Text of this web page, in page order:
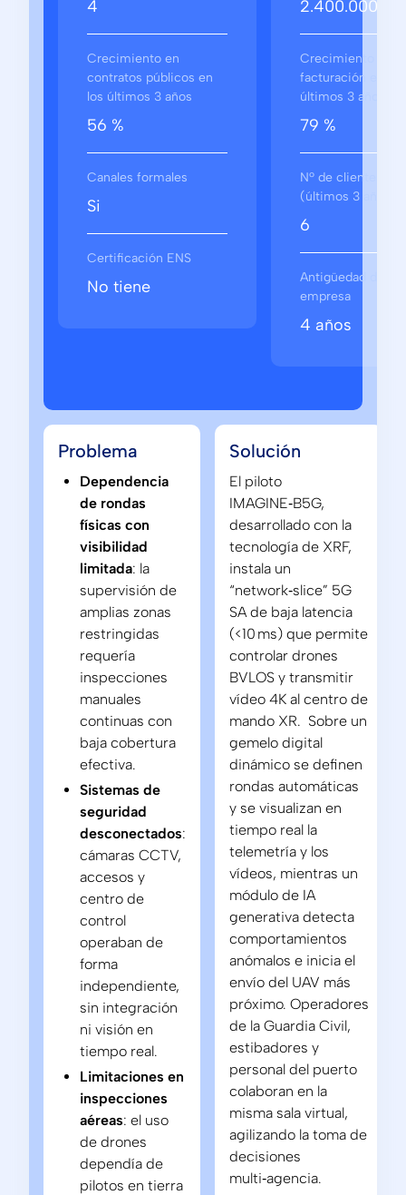
4
Crecimiento en
contratos públicos en
los últimos 3 años
56 %
Canales formales
Si
Certificación ENS
No tiene
2.400.000 €
Crecimiento en
facturación en los
últimos 3 años
79 %
Nº de clientes
(últimos 3 años)
6
Antigüedad de la
empresa
4 años
Problema
Dependencia
de rondas
físicas con
visibilidad
limitada: la
supervisión de
amplias zonas
restringidas
requería
inspecciones
manuales
continuas con
baja cobertura
efectiva.
Sistemas de
seguridad
desconectados:
cámaras CCTV,
accesos y
centro de
control
operaban de
forma
independiente,
sin integración
ni visión en
tiempo real.
Limitaciones en
inspecciones
aéreas: el uso
de drones
dependía de
pilotos en tierra
Solución
El piloto
IMAGINE‑B5G,
desarrollado con la
tecnología de XRF,
instala un
“network‑slice” 5G
SA de baja latencia
(<10 ms) que permite
controlar drones
BVLOS y transmitir
vídeo 4K al centro de
mando XR. Sobre un
gemelo digital
dinámico se definen
rondas automáticas
y se visualizan en
tiempo real la
telemetría y los
vídeos, mientras un
módulo de IA
generativa detecta
comportamientos
anómalos e inicia el
envío del UAV más
próximo. Operadores
de la Guardia Civil,
estibadores y
personal del puerto
colaboran en la
misma sala virtual,
agilizando la toma de
decisiones
multi‑agencia.